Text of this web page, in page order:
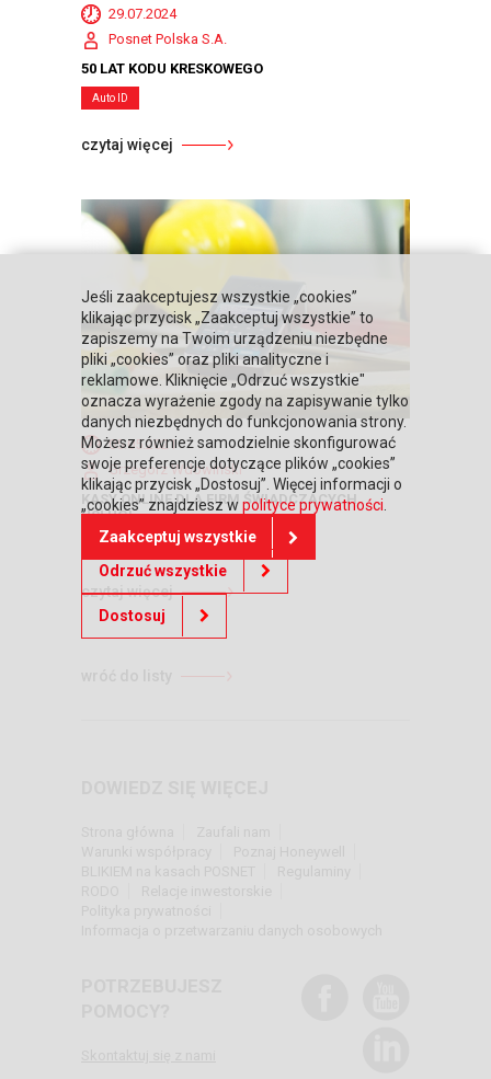
29.07.2024
Posnet Polska S.A.
50 LAT KODU KRESKOWEGO
Auto ID
czytaj więcej
05.05.2021
Grzegorz Wdowiński
KASY ONLINE DLA FIRM ŚWIADCZĄCYCH
USŁUGI ...
Zagadnienia fiskalne
czytaj więcej
Jeśli zaakceptujesz wszystkie „cookies”
klikając przycisk „Zaakceptuj wszystkie” to
zapiszemy na Twoim urządzeniu niezbędne
pliki „cookies” oraz pliki analityczne i
reklamowe. Kliknięcie „Odrzuć wszystkie"
oznacza wyrażenie zgody na zapisywanie tylko
danych niezbędnych do funkcjonowania strony.
Możesz również samodzielnie skonfigurować
swoje preferencje dotyczące plików „cookies”
klikając przycisk „Dostosuj”. Więcej informacji o
„cookies” znajdziesz wpolityce prywatności.
Zaakceptuj wszystkie
Odrzuć wszystkie
Dostosuj